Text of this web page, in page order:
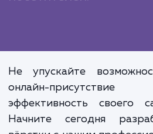
Адаптивная
увеличит охват
повысит